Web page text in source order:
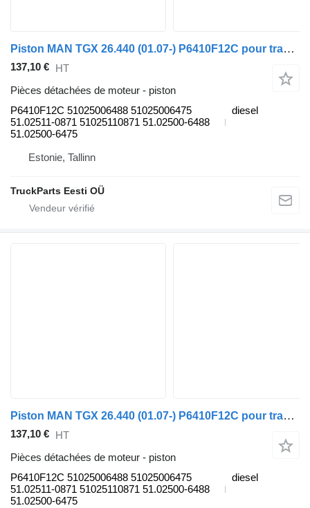
Piston MAN TGX 26.440 (01.07-) P6410F12C pour tracteur routier MAN TGL, TGM, TGS, TGX (2005-2021)
137,10 € HT
Pièces détachées de moteur - piston
P6410F12C 51025006488 51025006475
51.02511-0871 51025110871 51.02500-6488
51.02500-6475
diesel
Estonie, Tallinn
TruckParts Eesti OÜ
Piston MAN TGX 26.440 (01.07-) P6410F12C pour tracteur routier MAN TGL, TGM, TGS, TGX (2005-2021)
137,10 € HT
Pièces détachées de moteur - piston
P6410F12C 51025006488 51025006475
51.02511-0871 51025110871 51.02500-6488
51.02500-6475
diesel